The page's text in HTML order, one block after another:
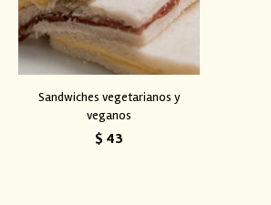
Sandwiches vegetarianos y
veganos
$ 43